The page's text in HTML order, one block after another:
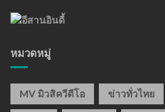
หมวดหมู่
MV มิวสิควีดีโอ ข่าวทั่วไทย